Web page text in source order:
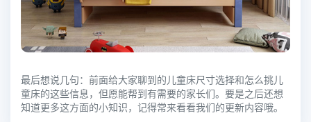
最后想说几句：前面给大家聊到的儿童床尺寸选择和怎么挑儿
童床的这些信息，但愿能帮到有需要的家长们。要是之后还想
知道更多这方面的小知识，记得常来看看我们的更新内容哦。